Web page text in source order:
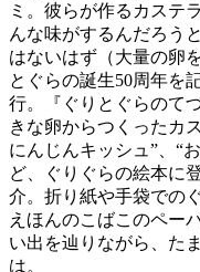
ミ。彼らが作るカステ
んな味がするんだろう
はないはず（大量の卵
とぐらの誕生50周年を
行。『ぐりとぐらのて
きな卵からつくったカ
にんじんキッシュ”、“
ど、ぐりぐらの絵本に
介。折り紙や手袋での
えほんのこばこのペー
い出を辿りながら、た
は。